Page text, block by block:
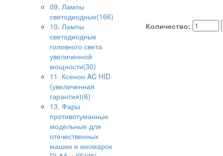
09. Лампы
светодиодные(166)
10. Лампы
светодиодные
головного света
увеличенной
мощности(30)
11. Ксенон AC HID
(увеличенная
гарантия)(6)
13. Фары
противотуманные
модельные для
отечественных
машин и иномарок
Количество: